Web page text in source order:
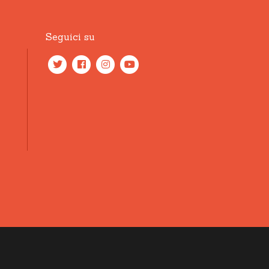
Seguici su